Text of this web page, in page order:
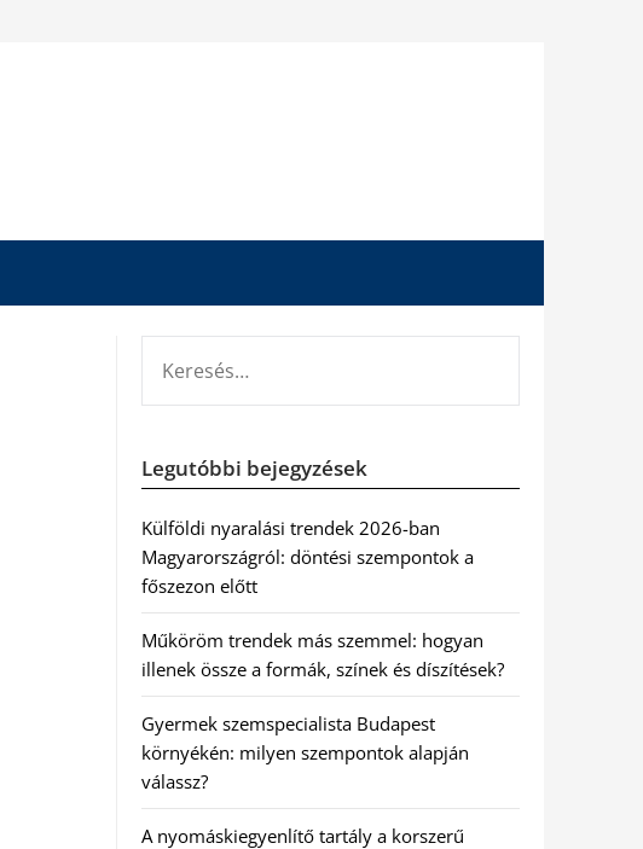
Legutóbbi bejegyzések
Külföldi nyaralási trendek 2026-ban
Magyarországról: döntési szempontok a
főszezon előtt
Műköröm trendek más szemmel: hogyan
illenek össze a formák, színek és díszítések?
Gyermek szemspecialista Budapest
környékén: milyen szempontok alapján
válassz?
A nyomáskiegyenlítő tartály a korszerű